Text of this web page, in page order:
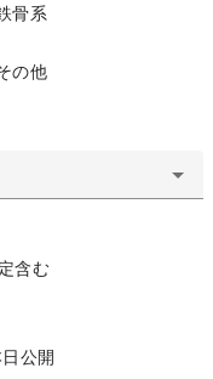
骨系
の他
含む
公開